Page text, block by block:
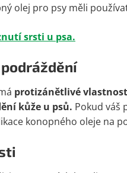
olej pro psy měli
srsti u psa.
protizánětlivé
kůže u psů. Pokud váš
konopného oleje na